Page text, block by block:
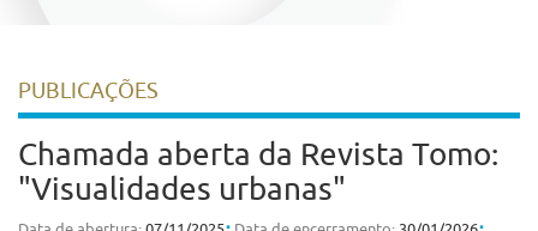
PUBLICAÇÕES
Chamada aberta da Revista Tomo:
"Visualidades urbanas"